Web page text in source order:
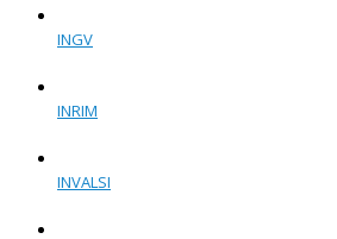
INGV
INRIM
INVALSI